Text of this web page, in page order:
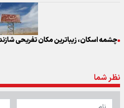
چشمه اسکان، زیباترین مکان تفریحی
نظر شما